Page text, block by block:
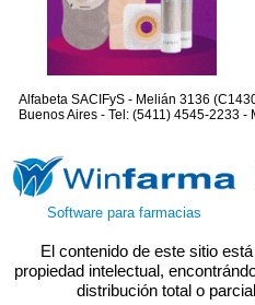
Alfabeta SACIFyS - Melián 3136
Buenos Aires - Tel: (5411) 4545-2233 -
Software para farmacias
El contenido de este sitio
propiedad intelectual,
distribución total o